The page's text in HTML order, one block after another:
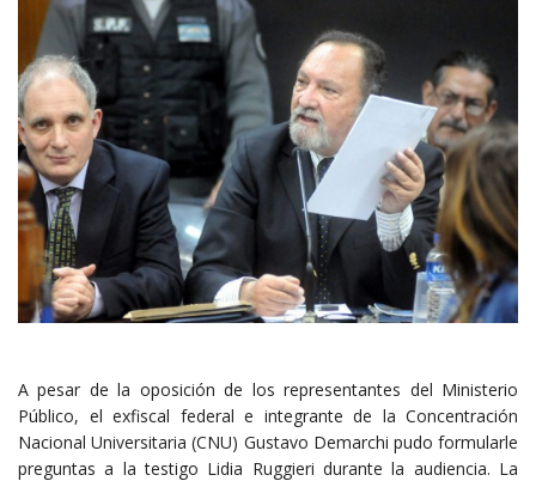
A pesar de la oposición de los representantes del Ministerio
Público, el exfiscal federal e integrante de la Concentración
Nacional Universitaria (CNU) Gustavo Demarchi pudo formularle
preguntas a la testigo Lidia Ruggieri durante la audiencia. La